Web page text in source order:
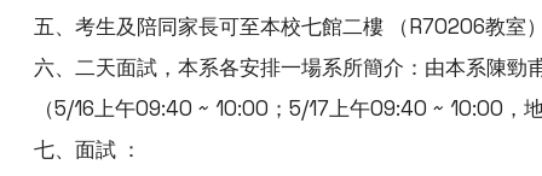
五、考生及陪同家長可至本校七館二樓 （R70206教室
六、二天面試，本系各安排一場系所簡介：由本系陳勁
（5/16上午09:40 ~ 10:00；5/17上午09:40 ~ 10:00，
七、面試 ：